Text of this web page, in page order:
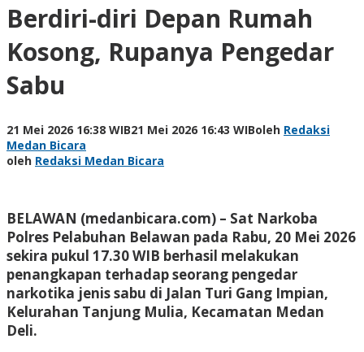
Berdiri-diri Depan Rumah
Kosong, Rupanya Pengedar
Sabu
21 Mei 2026 16:38 WIB21 Mei 2026 16:43 WIBoleh Redaksi
Medan Bicara
oleh Redaksi Medan Bicara
BELAWAN (medanbicara.com) – Sat Narkoba
Polres Pelabuhan Belawan pada Rabu, 20 Mei 2026
sekira pukul 17.30 WIB berhasil melakukan
penangkapan terhadap seorang pengedar
narkotika jenis sabu di Jalan Turi Gang Impian,
Kelurahan Tanjung Mulia, Kecamatan Medan
Deli.